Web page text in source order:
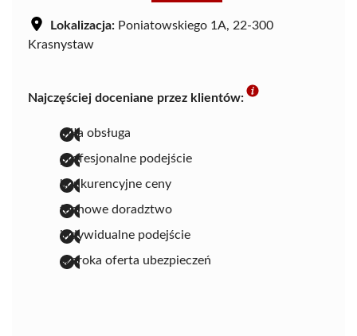
Lokalizacja: Poniatowskiego 1A, 22-300
Krasnystaw
Najczęściej doceniane przez klientów:
miła obsługa
profesjonalne podejście
konkurencyjne ceny
fachowe doradztwo
indywidualne podejście
szeroka oferta ubezpieczeń